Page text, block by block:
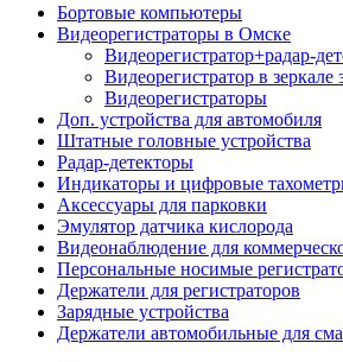
Бортовые компьютеры
Видеорегистраторы в Омске
Видеорегистратор+радар-
Видеорегистратор в зеркале
Видеорегистраторы
Доп. устройства для автомобиля
Штатные головные устройства
Радар-детекторы
Индикаторы и цифровые
Аксессуары для парковки
Эмулятор датчика кислорода
Видеонаблюдение для
Персональные носимые
Держатели для регистраторов
Зарядные устройства
Держатели автомобильные для